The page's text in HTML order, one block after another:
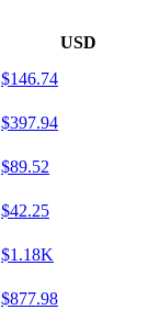
USD
$146.74
$397.94
$89.52
$42.25
$1.18K
$877.98